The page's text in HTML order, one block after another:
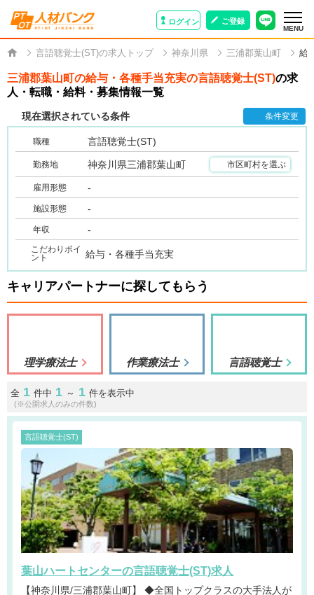
ログイン ご登録
MENU
言語聴覚士(ST)の求人トップ 神奈川県 三浦郡葉山町 給
三浦郡葉山町の給与・各種手当充実の言語聴覚士(ST)の求
人・転職・給料・募集情報一覧
現在選択されている条件 条件変更
職種 言語聴覚士(ST)
勤務地 神奈川県三浦郡葉山町 市区町村を選ぶ
雇用形態 -
施設形態 -
年収 -
こだわりポイ
ント
給与・各種手当充実
キャリアパートナーに探してもらう
理学療法士 作業療法士 言語聴覚士
全 1 件中 1 ～ 1 件を表示中
(※公開求人のみの件数)
言語聴覚士(ST)
葉山ハートセンターの言語聴覚士(ST)求人
【神奈川県/三浦郡葉山町】 ◆全国トップクラスの大手法人が